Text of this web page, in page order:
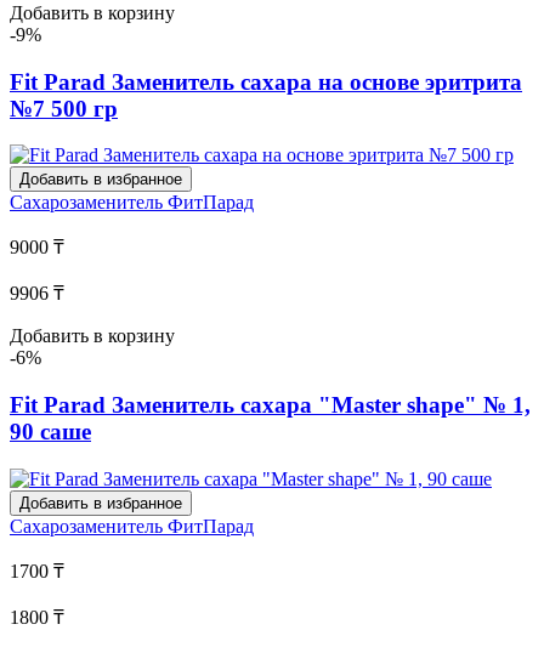
Добавить в корзину
-9%
Fit Parad Заменитель сахара на основе эритрита
№7 500 гр
Добавить в избранное
Сахарозаменитель ФитПарад
9000 ₸
9906 ₸
Добавить в корзину
-6%
Fit Parad Заменитель сахара "Master shape" № 1,
90 саше
Добавить в избранное
Сахарозаменитель ФитПарад
1700 ₸
1800 ₸